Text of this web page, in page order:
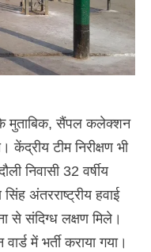
मुताबिक, सैंपल कलेक्शन
टीम निरीक्षण भी
निवासी 32 वर्षीय
अंतरराष्ट्रीय हवाई
से संदिग्‍ध लक्षण मिले।
में भर्ती कराया गया।